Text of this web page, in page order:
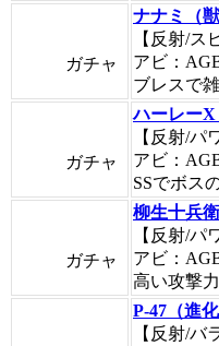
ガチャ
ナナミ（獣
【反射/ス
アビ：
ブレスで
ガチャ
ハーレーX
【反射/パ
アビ：
SSでボス
ガチャ
柳生十兵
【反射/パ
アビ：
高い攻撃
P-47（進化
【反射/バ